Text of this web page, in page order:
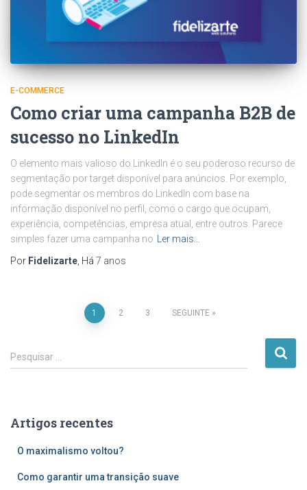
E-COMMERCE
Como criar uma campanha B2B de
sucesso no LinkedIn
O elemento mais valioso do LinkedIn é o seu poderoso recurso de
segmentação por target disponível para anúncios. Por exemplo,
pode segmentar os membros do LinkedIn com base na
informação disponível no perfil, como o cargo que ocupam,
experiência, competências, empresa atual, entre outros. Parece
simples fazer uma campanha no Ler mais…
Por Fidelizarte , Há 7 anos
Paginação
dos
1 2 3 SEGUINTE
P
e
i
Pesquisar …
Artigos recentes
O maximalismo voltou?
Como garantir uma transição suave